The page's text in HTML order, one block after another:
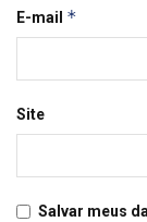
E-mail *
Site
Salvar meus